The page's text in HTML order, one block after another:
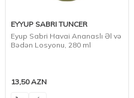
EYYUP SABRI TUNCER
Eyup Sabri Havai Ananaslı Əl və
Bədən Losyonu, 280 ml
13,50AZN